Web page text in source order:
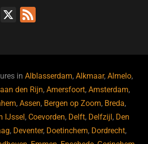
Li X
inAlblasserdam,Alkmaar,Almelo,
den Rijn,Amersfoort,Amsterdam,
,Assen, Bergen op Zoom, Breda,
IJssel , Coevorden, Delft, Delfzijl , Den
, Deventer, Doetinchem, Dordrecht,